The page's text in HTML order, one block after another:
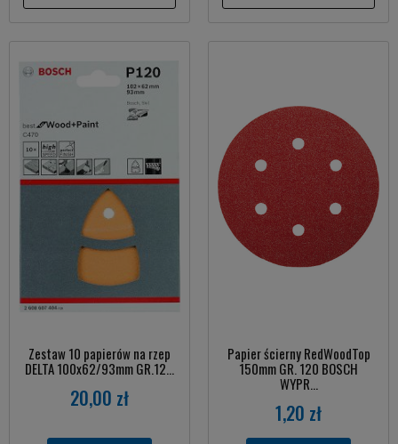
Zestaw 10 papierów na rzep
DELTA 100x62/93mm GR.12...
20,00 zł
Papier ścierny RedWoodTop
150mm GR. 120 BOSCH
WYPR...
1,20 zł